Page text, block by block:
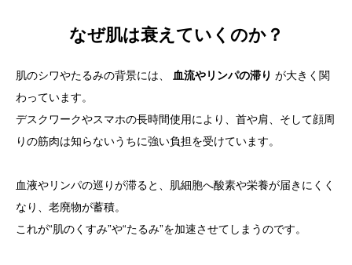
なぜ肌は衰えていくのか？
肌のシワやたるみの背景には、 血流やリンパの滞り が大きく関
わっています。
デスクワークやスマホの長時間使用により、首や肩、そして顔周
りの筋肉は知らないうちに強い負担を受けています。
血液やリンパの巡りが滞ると、肌細胞へ酸素や栄養が届きにくく
なり、老廃物が蓄積。
これが“肌のくすみ”や“たるみ”を加速させてしまうのです。